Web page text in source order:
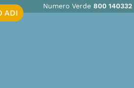
Numero Verde800 140332
ADI